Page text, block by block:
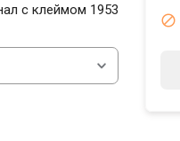
с клеймом 1953
